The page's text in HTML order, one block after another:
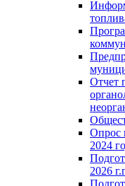
Отчет
Опрос
2024
2026